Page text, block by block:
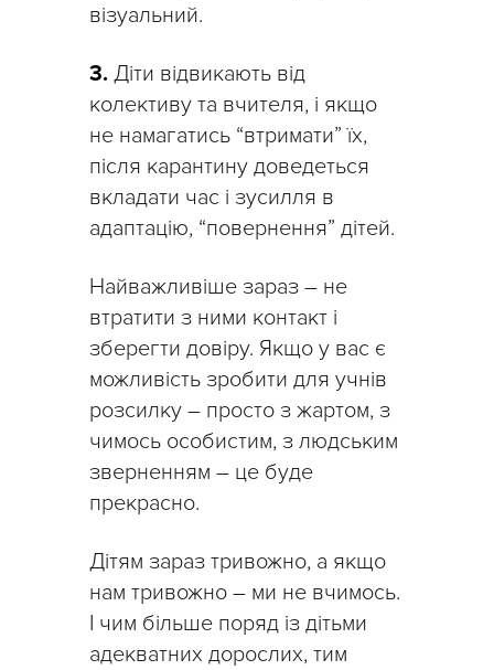
візуальний.
3. Діти відвикають від
колективу та вчителя, і якщо
не намагатись “втримати” їх,
після карантину доведеться
вкладати час і зусилля в
адаптацію, “повернення” дітей.
Найважливіше зараз – не
втратити з ними контакт і
зберегти довіру. Якщо у вас є
можливість зробити для учнів
розсилку – просто з жартом, з
чимось особистим, з людським
зверненням – це буде
прекрасно.
Дітям зараз тривожно, а якщо
нам тривожно – ми не вчимось.
І чим більше поряд із дітьми
адекватних дорослих, тим